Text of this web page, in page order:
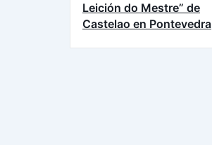
Leición do Mestre” de
Castelao en Pontevedra